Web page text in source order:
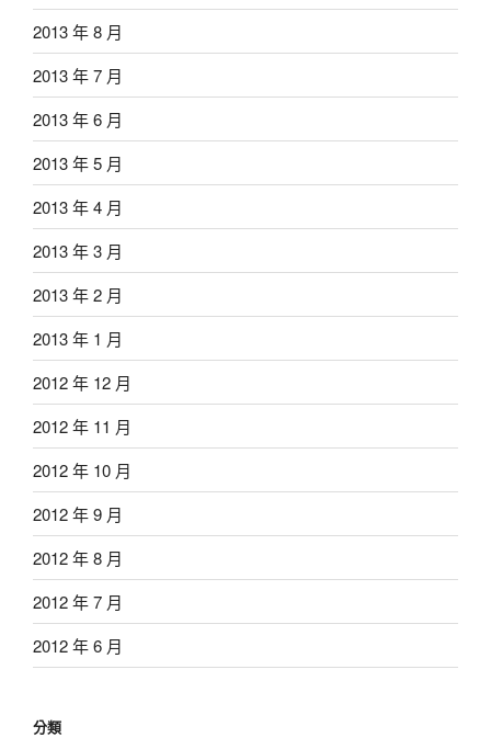
2013 年 8 月
2013 年 7 月
2013 年 6 月
2013 年 5 月
2013 年 4 月
2013 年 3 月
2013 年 2 月
2013 年 1 月
2012 年 12 月
2012 年 11 月
2012 年 10 月
2012 年 9 月
2012 年 8 月
2012 年 7 月
2012 年 6 月
分類